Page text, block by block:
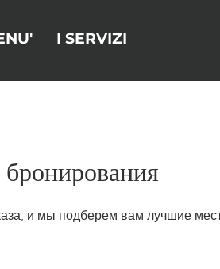
I SERVIZI
и мы подберем вам лучшие